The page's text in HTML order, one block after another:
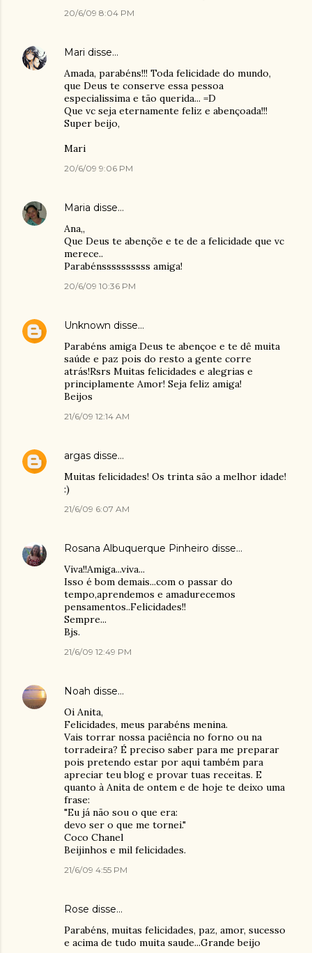
20/6/09 8:04 PM
Mari disse…
Amada, parabéns!!! Toda felicidade do mundo,
que Deus te conserve essa pessoa
especialissima e tão querida... =D
Que vc seja eternamente feliz e abençoada!!!
Super beijo,
Mari
20/6/09 9:06 PM
Maria disse…
Ana,,
Que Deus te abençõe e te de a felicidade que vc
merece..
Parabénssssssssss amiga!
20/6/09 10:36 PM
Unknown disse…
Parabéns amiga Deus te abençoe e te dê muita
saúde e paz pois do resto a gente corre
atrás!Rsrs Muitas felicidades e alegrias e
principlamente Amor! Seja feliz amiga!
Beijos
21/6/09 12:14 AM
argas disse…
Muitas felicidades! Os trinta são a melhor idade!
:)
21/6/09 6:07 AM
Rosana Albuquerque Pinheiro disse…
Viva!!Amiga...viva...
Isso é bom demais...com o passar do
tempo,aprendemos e amadurecemos
pensamentos..Felicidades!!
Sempre...
Bjs.
21/6/09 12:49 PM
Noah disse…
Oi Anita,
Felicidades, meus parabéns menina.
Vais torrar nossa paciência no forno ou na
torradeira? É preciso saber para me preparar
pois pretendo estar por aqui também para
apreciar teu blog e provar tuas receitas. E
quanto à Anita de ontem e de hoje te deixo uma
frase:
"Eu já não sou o que era:
devo ser o que me tornei."
Coco Chanel
Beijinhos e mil felicidades.
21/6/09 4:55 PM
Rose disse…
Parabéns, muitas felicidades, paz, amor, sucesso
e acima de tudo muita saude...Grande beijo